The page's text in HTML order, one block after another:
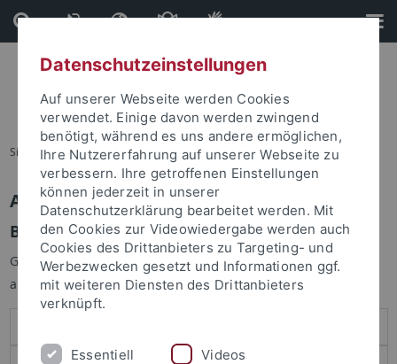
Direkt
zum
Inhalt
Direkt
zur
Fußleiste
Sie sind hier: Startseite
Anmelden
Benutzeranmeldung
Geben Sie Ihren Benutzernamen und Ihr Passwort an um sich
anzumelden:
Datenschutzeinstellungen
Auf unserer Webseite werden Cookies
verwendet. Einige davon werden zwingend
benötigt, während es uns andere ermöglichen,
Ihre Nutzererfahrung auf unserer Webseite zu
verbessern. Ihre getroffenen Einstellungen
können jederzeit in unserer
Datenschutzerklärung bearbeitet werden. Mit
den Cookies zur Videowiedergabe werden auch
Cookies des Drittanbieters zu Targeting- und
Werbezwecken gesetzt und Informationen ggf.
mit weiteren Diensten des Drittanbieters
verknüpft.
Essentiell Videos